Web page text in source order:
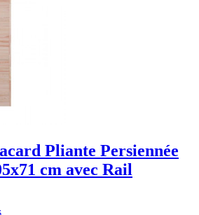
Pliante Persiennée
cm avec Rail